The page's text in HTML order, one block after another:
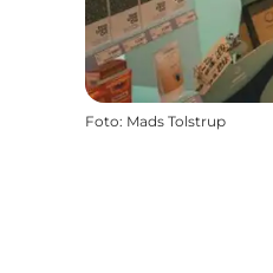
Foto: Mads Tolstrup